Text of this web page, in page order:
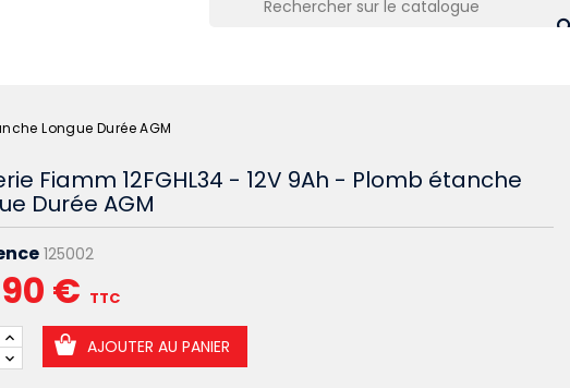
Longue Durée AGM
Fiamm 12FGHL34 - 12V 9Ah - Plomb étanche
Durée AGM
125002
€ TTC
AJOUTER AU PANIER